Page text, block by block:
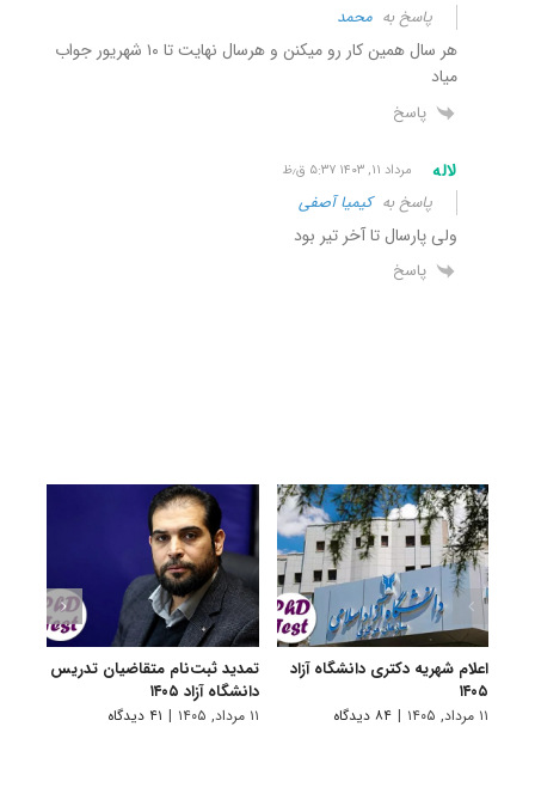
پاسخ به محمد
هر سال همین کار رو میکنن و هرسال نهایت تا ۱۰ شهریور جواب
میاد
پاسخ
لاله مرداد ۱۱, ۱۴۰۳ ۵:۳۷ ق٫ظ
پاسخ بهکیمیا آصفی
ولی پارسال تا آخر تیر بود
پاسخ
اعلام شهریه دکتری دانشگاه آزاد
۱۴۰۵
۱۱ مرداد, ۱۴۰۵ | ۸۴ دیدگاه
تمدید ثبت‌نام متقاضیان تدریس
دانشگاه آزاد ۱۴۰۵
۱۱ مرداد, ۱۴۰۵ | ۴۱ دیدگاه